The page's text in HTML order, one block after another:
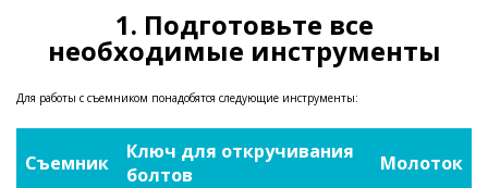
1. Подготовьте все
необходимые инструменты
Для работы с съемником понадобятся следующие инструменты:
Съемник
Ключ для откручивания
болтов
Молоток